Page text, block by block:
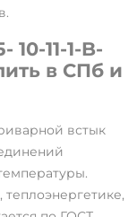
11-1-B-
в СПб и
встык